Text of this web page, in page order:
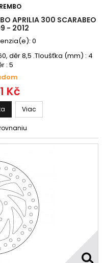
APRILIA 300 SCARABEO
- 2012
0
děr 8,5 .Tloušťka (mm) : 4
: 5
Kč
Viac